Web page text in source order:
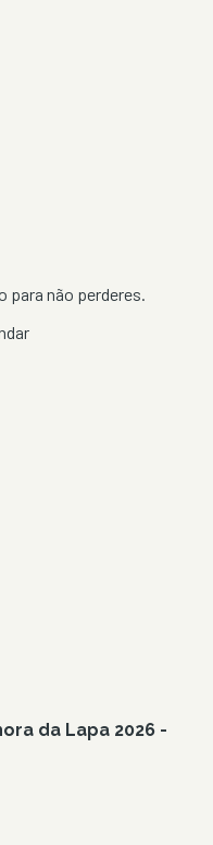
não perderes.
da Lapa 2026 -